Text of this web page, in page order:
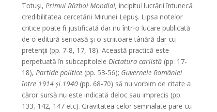
Totuşi, Primul Război Mondial, incipitul lucrării întunecă
credibilitatea cercetării Mirunei Lepuş. Lipsa notelor
critice poate fi justificată dar nu într-o lucare publicată
de o editură serioasă şi o scriitoare tânără dar cu
pretenţii (pp. 7-8, 17, 18). Această practică este
perpetuată în subcapitolele Dictatura carlistă (pp. 17-
18), Partide politice (pp. 53-56); Guvernele României
între 1914 şi 1940(pp. 68-70) să nu vorbim de citate a
căror sursă nu este indicată deloc sau imprecis (pp.
133, 142, 147 etc). Gravitatea celor semnalate pare cu